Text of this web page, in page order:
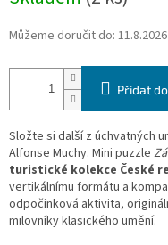
Můžeme doručit do: 11.8.2026
Přidat
Složte si další z úchvatných
Alfonse Muchy. Mini puzzle
turistické kolekce České
vertikálnímu formátu a
odpočinková aktivita,
milovníky klasického umění.